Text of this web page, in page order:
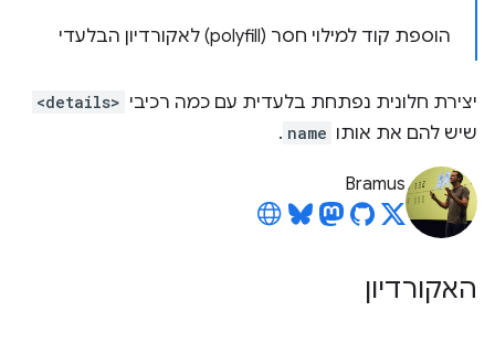
הוספת קוד למילוי חסר (polyfill) לאקורדיון הבלעדי
יצירת חלונית נפתחת בלעדית עם כמה רכיבי <details>
שיש להם את אותו name
.
Bramus
האקורדיון